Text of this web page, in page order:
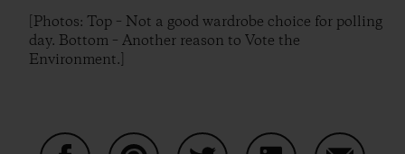
[Photos: Top – Not a good wardrobe choice for polling
day. Bottom – Another reason to Vote the
Environment.]